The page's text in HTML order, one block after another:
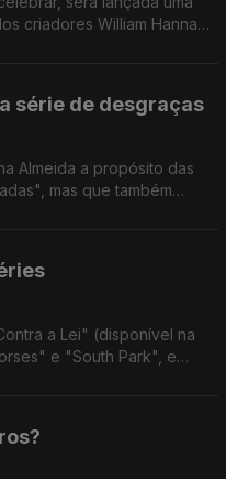
criadores William Hanna
série de desgraças
Almeida a propósito das
mas que também
a Lei" (disponível na
e "South Park", e